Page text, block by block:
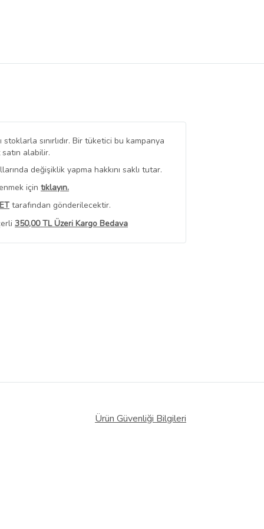
stoklarla sınırlıdır. Bir tüketici bu kampanya
alabilir.
değişiklik yapma hakkını saklı tutar.
için tıklayın.
tarafından gönderilecektir.
350,00 TL Üzeri Kargo Bedava
Ürün Güvenliği Bilgileri